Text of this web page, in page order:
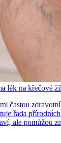
lék na křečové
častou
řada
ale pomůžou